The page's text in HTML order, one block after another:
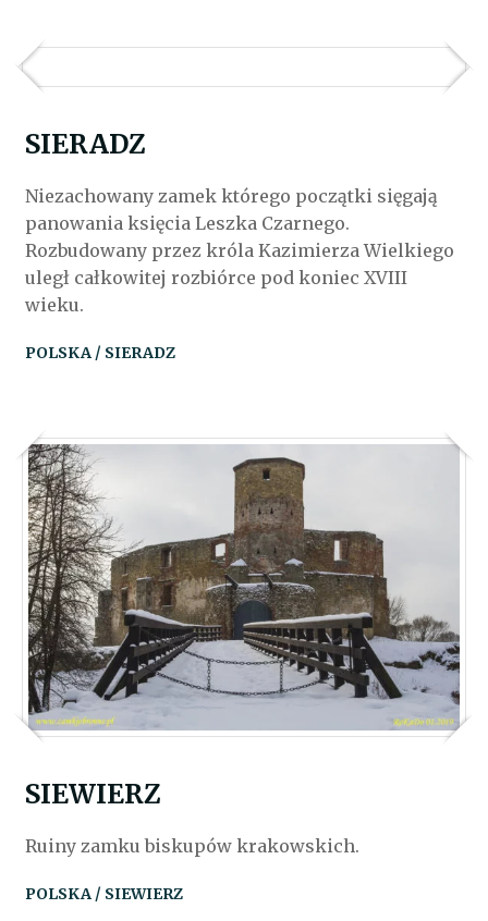
SIERADZ
Niezachowany zamek którego początki sięgają
panowania księcia Leszka Czarnego.
Rozbudowany przez króla Kazimierza Wielkiego
uległ całkowitej rozbiórce pod koniec XVIII
wieku.
POLSKA / SIERADZ
SIEWIERZ
Ruiny zamku biskupów krakowskich.
POLSKA / SIEWIERZ